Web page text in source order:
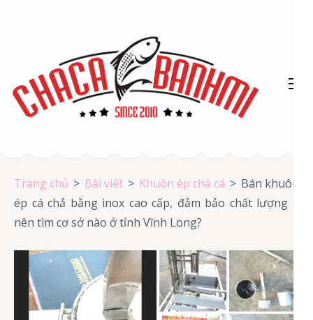
nội
dung
Trang chủ > Bài viết > Khuôn ép chả cá > Bán khuôn
ép cá chả bằng inox cao cấp, đảm bảo chất lượng –
nên tìm cơ sở nào ở tỉnh Vĩnh Long?